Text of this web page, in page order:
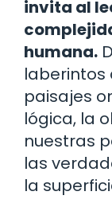
invita al
humana.
laberintos
paisajes
lógica, la
nuestras
las
la